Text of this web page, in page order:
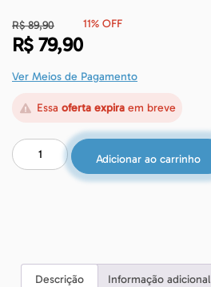
R$89,90
R$ 79,90
11% OFF
Ver Meios de Pagamento
Essa oferta expiraem breve
Adicionar ao carrinho
Descrição Informação adicional